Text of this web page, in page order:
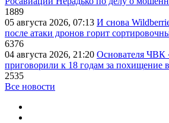
1889
05 августа 2026, 07:13 И снова
после атаки дронов горит
6376
04 августа 2026, 21:20 Основателя ЧВК
приговорили к 18 годам за похищение
2535
Все новости